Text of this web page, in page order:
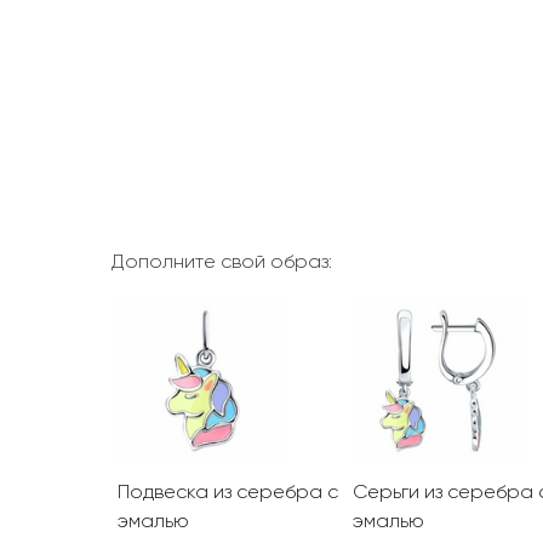
Дополните свой образ:
Подвеска из серебра с
эмалью
Серьги из серебра
эмалью